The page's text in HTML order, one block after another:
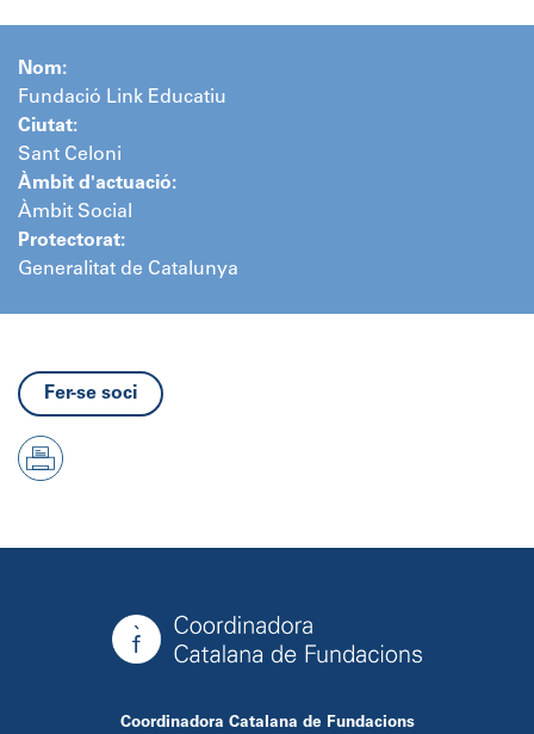
Nom:
Fundació Link Educatiu
Ciutat:
Sant Celoni
Àmbit d'actuació:
Àmbit Social
Protectorat:
Generalitat de Catalunya
Fer-se soci
Coordinadora Catalana de Fundacions